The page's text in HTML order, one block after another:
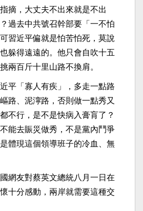
摘，大丈夫不出來就是不出
過去中共號召幹部要「一不怕
習近平偏就是怕苦怕死，莫說
躲得遠遠的。他只會自吹十五
兩百斤十里山路不換肩。
平「寡人有疾」，多走一點路
路、泥濘路，否則做一點秀又
不行，是不是快病入膏肓了？
能去賑災做秀，不是黨內鬥爭
體現這個領導班子的冷血、無
網友對蔡英文總統八月一日在
十分感動，兩岸就需要這種交